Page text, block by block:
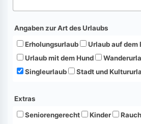
Angaben zur Art des Urlaubs
Erholungsurlaub
Urlaub auf dem
Urlaub mit dem Hund
Singleurlaub
Stadt und
Extras
Seniorengerecht
Kinder